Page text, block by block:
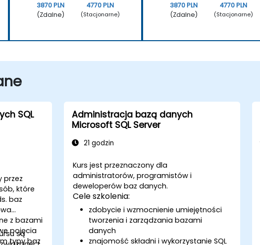
3870 PLN
(Zdalne)
4770 PLN
(Stacjonarne)
3870 PLN
(Zdalne)
4770 PLN
(Stacjonarne)
SQL
przez
które
baz
z bazami
pojęcia
typy baz
są
Administracja bazą danych
Microsoft SQL Server
21 godzin
Kurs jest przeznaczony dla
administratorów, programistów i
deweloperów baz danych.
Cele szkolenia:
zdobycie i wzmocnienie umiejętności
tworzenia i zarządzania bazami
danych
znajomość składni i wykorzystanie SQL